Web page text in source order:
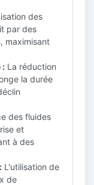
des
par des
maximisant
: La réduction
la durée
des fluides
et
à des
L'utilisation de
de